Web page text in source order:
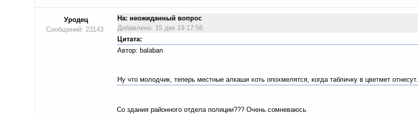
Уродец
Сообщений: 23143
На: неожиданный вопрос
Добавлено: 15 дек 19 17:56
Цитата:
Автор: balaban
Ну что молодчик, теперь местные алкаши хоть опохмелятся, когда табличку в цветмет отнесут.
Со здания районного отдела полиции??? Очень сомневаюсь